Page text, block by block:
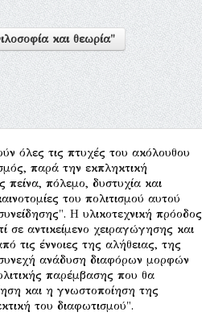
και θεωρία"
όλες τις πτυχές του ακόλουθου
παρά την εκπληκτική
πείνα, πόλεμο, δυστυχία και
του πολιτισμού αυτού
Η υλικοτεχνική πρόοδος
σε αντικείμενο χειραγώγησης και
τις έννοιες της αλήθειας, της
ανάδυση διαφόρων μορφών
παρέμβασης που θα
και η γνωστοποίηση της
του διαφωτισμού".